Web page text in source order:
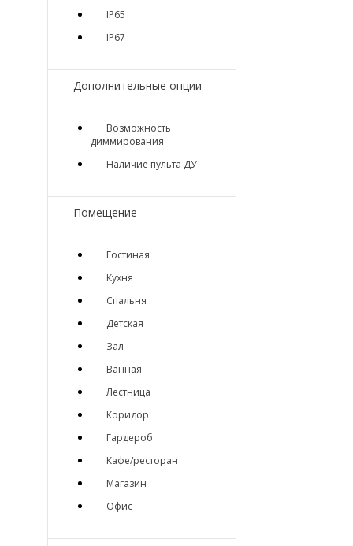
IP65
IP67
Дополнительные опции
Возможность
диммирования
Наличие пульта ДУ
Помещение
Гостиная
Кухня
Спальня
Детская
Зал
Ванная
Лестница
Коридор
Гардероб
Кафе/ресторан
Магазин
Офис